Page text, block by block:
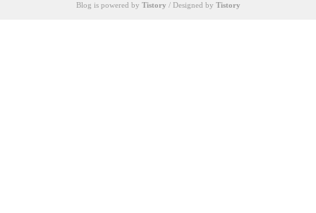
hitecture framework. - uber/RIBs github.com cross-pla
Blog is powered by Tistory / Designed by Tistory